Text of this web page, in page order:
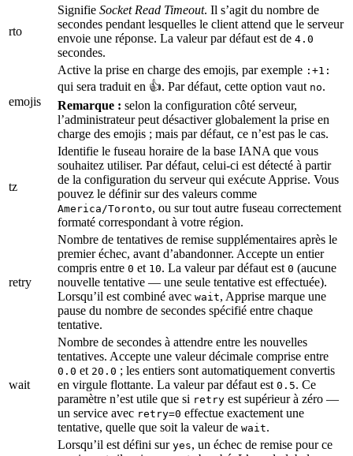
rto
Signifie Socket Read Timeout. Il s’agit du nombre de
secondes pendant lesquelles le client attend que le serveur
envoie une réponse. La valeur par défaut est de 4.0
secondes.
emojis
Active la prise en charge des emojis, par exemple :+1:
qui sera traduit en 👍. Par défaut, cette option vaut no.
Remarque : selon la configuration côté serveur,
l’administrateur peut désactiver globalement la prise en
charge des emojis ; mais par défaut, ce n’est pas le cas.
tz
Identifie le fuseau horaire de la base IANA que vous
souhaitez utiliser. Par défaut, celui-ci est détecté à partir
de la configuration du serveur qui exécute Apprise. Vous
pouvez le définir sur des valeurs comme
America/Toronto, ou sur tout autre fuseau correctement
formaté correspondant à votre région.
retry
Nombre de tentatives de remise supplémentaires après le
premier échec, avant d’abandonner. Accepte un entier
compris entre 0 et 10. La valeur par défaut est 0 (aucune
nouvelle tentative — une seule tentative est effectuée).
Lorsqu’il est combiné avec wait, Apprise marque une
pause du nombre de secondes spécifié entre chaque
tentative.
wait
Nombre de secondes à attendre entre les nouvelles
tentatives. Accepte une valeur décimale comprise entre
0.0 et 20.0 ; les entiers sont automatiquement convertis
en virgule flottante. La valeur par défaut est 0.5. Ce
paramètre n’est utile que si retry est supérieur à zéro —
un service avec retry=0 effectue exactement une
tentative, quelle que soit la valeur de wait.
Lorsqu’il est défini sur yes, un échec de remise pour ce